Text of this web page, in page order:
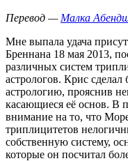
Перевод — Малка
Мне выпала удача
Бреннана 18 мая 2013,
различных систем
астрологов. Крис
астрологию, прояснив
касающиеся её основ. В
внимание на то, что
триплицитетов
собственную систему,
которые он посчитал